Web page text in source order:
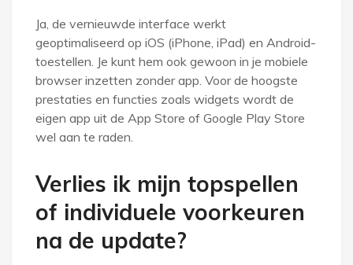
Ja, de vernieuwde interface werkt
geoptimaliseerd op iOS (iPhone, iPad) en Android-
toestellen. Je kunt hem ook gewoon in je mobiele
browser inzetten zonder app. Voor de hoogste
prestaties en functies zoals widgets wordt de
eigen app uit de App Store of Google Play Store
wel aan te raden.
Verlies ik mijn topspellen
of individuele voorkeuren
na de update?